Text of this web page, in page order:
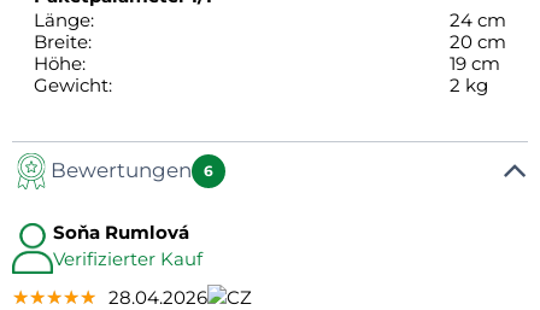
Länge:
24 cm
Breite:
20 cm
Höhe:
19 cm
Gewicht:
2 kg
Bewertungen 6
Soňa Rumlová
Verifizierter Kauf
★★★★★
★★★★★
★★★★★ 28.04.2026